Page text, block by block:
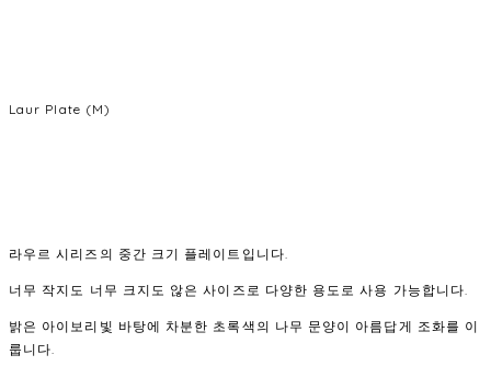
Laur Plate (M)
라우르 시리즈의 중간 크기 플레이트입니다.
너무 작지도 너무 크지도 않은 사이즈로 다양한 용도로 사용 가능합니다.
밝은 아이보리빛 바탕에 차분한 초록색의 나무 문양이 아름답게 조화를 이
룹니다.